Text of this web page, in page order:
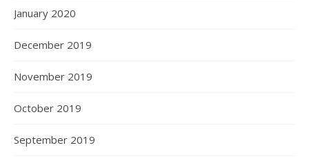
January 2020
December 2019
November 2019
October 2019
September 2019